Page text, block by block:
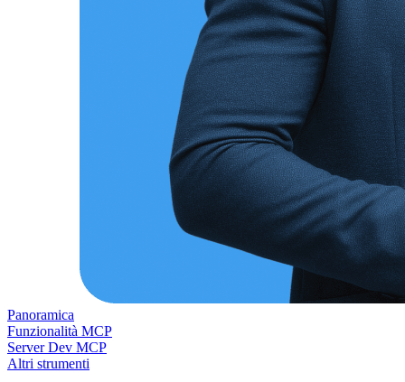
Panoramica
Funzionalità MCP
Server Dev MCP
Altri strumenti